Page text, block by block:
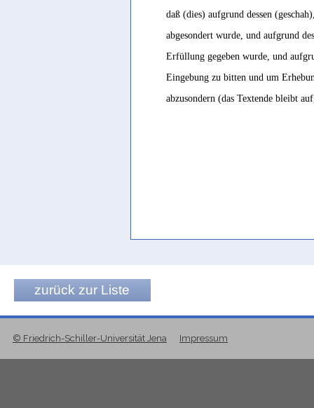
daß (dies) aufgrund dessen
abgesondert wurde, und aufgrund
Erfüllung gegeben wurde, und
Eingebung zu bitten und um
abzusondern (das Textende bleibt
zurück zur Liste
© Friedrich-Schiller-Universität Jena Impressum